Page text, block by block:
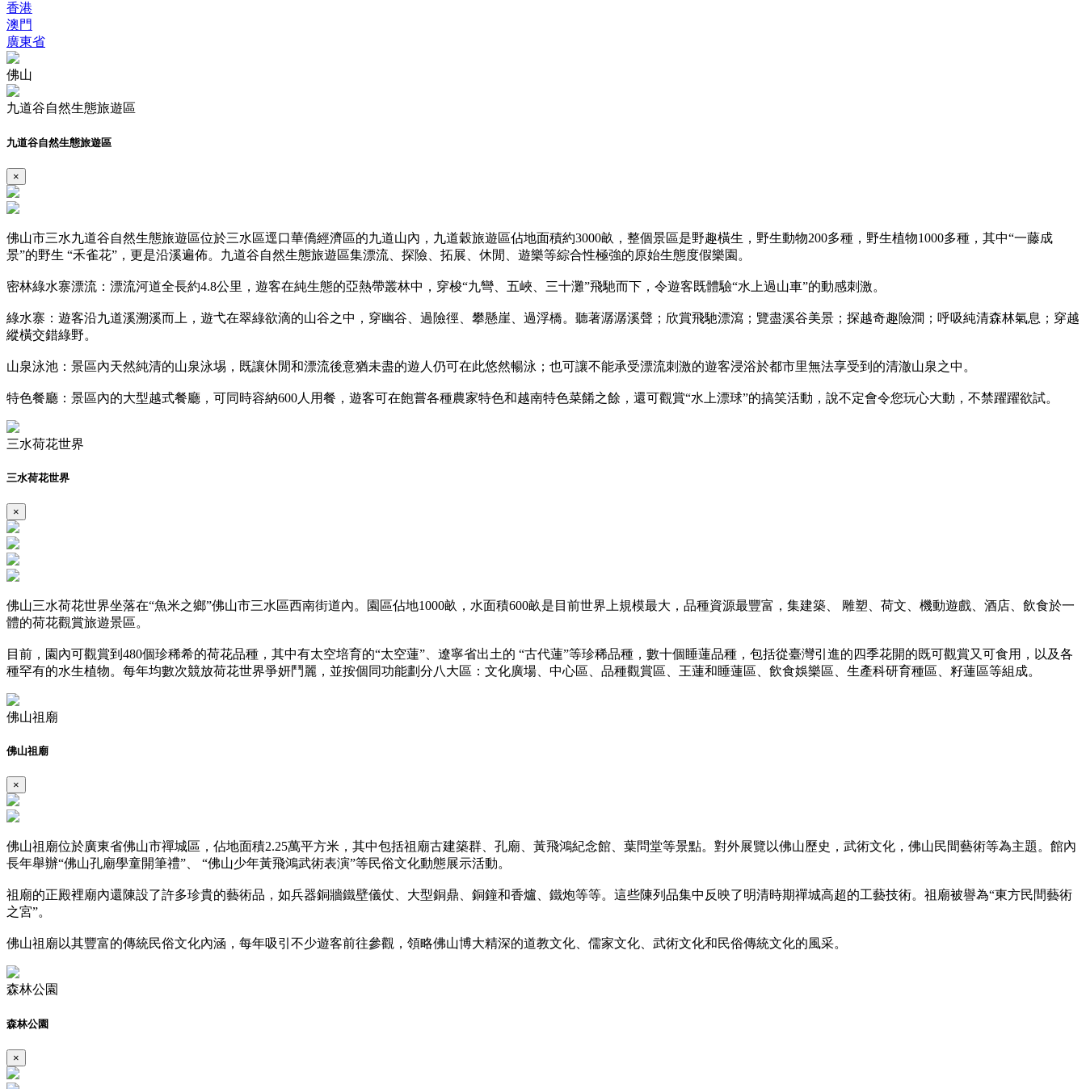
香港
澳門
廣東省
佛山
九道谷自然生態旅遊區
九道谷自然生態旅遊區
×
佛山市三水九道谷自然生態旅遊區位於三水區逕口華僑經濟區的九道山內，九道穀旅遊區佔地面積約3000畝，整個景區是野趣橫生，野生動物200多種，野生植物1000多種，其中“一藤成
景”的野生 “禾雀花”，更是沿溪遍佈。九道谷自然生態旅遊區集漂流、探險、拓展、休閒、遊樂等綜合性極強的原始生態度假樂園。
密林綠水寨漂流：漂流河道全長約4.8公里，遊客在純生態的亞熱帶叢林中，穿梭“九彎、五峽、三十灘”飛馳而下，令遊客既體驗“水上過山車”的動感刺激。
綠水寨：遊客沿九道溪溯溪而上，遊弋在翠綠欲滴的山谷之中，穿幽谷、過險徑、攀懸崖、過浮橋。聽著潺潺溪聲；欣賞飛馳漂瀉；覽盡溪谷美景；探越奇趣險澗；呼吸純清森林氣息；穿越
縱橫交錯綠野。
山泉泳池：景區內天然純清的山泉泳埸，既讓休閒和漂流後意猶未盡的遊人仍可在此悠然暢泳；也可讓不能承受漂流刺激的遊客浸浴於都市里無法享受到的清澈山泉之中。
特色餐廳：景區內的大型越式餐廳，可同時容納600人用餐，遊客可在飽嘗各種農家特色和越南特色菜餚之餘，還可觀賞“水上漂球”的搞笑活動，說不定會令您玩心大動，不禁躍躍欲試。
三水荷花世界
三水荷花世界
×
佛山三水荷花世界坐落在“魚米之鄉”佛山市三水區西南街道內。園區佔地1000畝，水面積600畝是目前世界上規模最大，品種資源最豐富，集建築、 雕塑、荷文、機動遊戲、酒店、飲食於一
體的荷花觀賞旅遊景區。
目前，園內可觀賞到480個珍稀希的荷花品種，其中有太空培育的“太空蓮”、遼寧省出土的 “古代蓮”等珍稀品種，數十個睡蓮品種，包括從臺灣引進的四季花開的既可觀賞又可食用，以及各
種罕有的水生植物。每年均數次競放荷花世界爭妍鬥麗，並按個同功能劃分八大區：文化廣場、中心區、品種觀賞區、王蓮和睡蓮區、飲食娛樂區、生產科研育種區、籽蓮區等組成。
佛山祖廟
佛山祖廟
×
佛山祖廟位於廣東省佛山市禪城區，佔地面積2.25萬平方米，其中包括祖廟古建築群、孔廟、黃飛鴻紀念館、葉問堂等景點。對外展覽以佛山歷史，武術文化，佛山民間藝術等為主題。館內
長年舉辦“佛山孔廟學童開筆禮”、 “佛山少年黃飛鴻武術表演”等民俗文化動態展示活動。
祖廟的正殿裡廟內還陳設了許多珍貴的藝術品，如兵器銅牆鐵壁儀仗、大型銅鼎、銅鐘和香爐、鐵炮等等。這些陳列品集中反映了明清時期禪城高超的工藝技術。祖廟被譽為“東方民間藝術
之宮”。
佛山祖廟以其豐富的傳統民俗文化內涵，每年吸引不少遊客前往參觀，領略佛山博大精深的道教文化、儒家文化、武術文化和民俗傳統文化的風采。
森林公園
森林公園
×